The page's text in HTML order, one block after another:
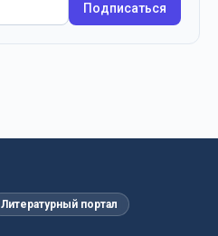
Подписаться
Литературный портал